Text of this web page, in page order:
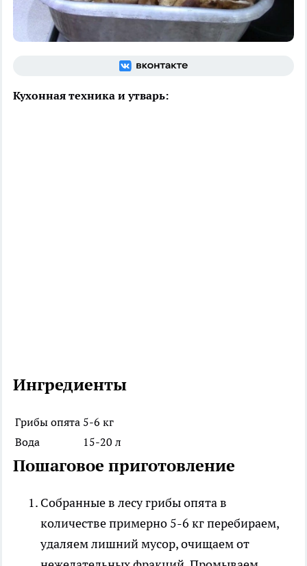
Кухонная техника и утварь:
Ингредиенты
Грибы опята 5-6 кг
Вода
15-20 л
Пошаговое приготовление
Собранные в лесу грибы опята в
количестве примерно 5-6 кг перебираем,
удаляем лишний мусор, очищаем от